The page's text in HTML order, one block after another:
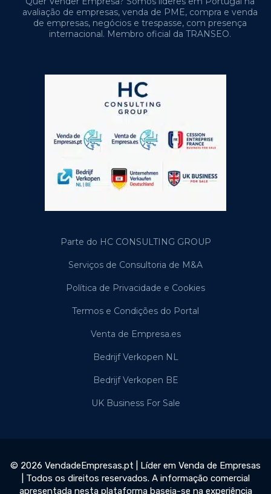
avaliação de empresas, venda de PME, compra e venda
de empresas, negócios e trespasse, com presença
internacional. Membro oficial da TRANSEO.
Parte do HC CONSULTING GROUP
Serviços de Consultoria de M&A
Política de Privacidade e Cookies
Termos e Condições do Portal
Venta de Empresa.es
Bedrijf Verkopen NL
Bedrijf Verkopen BE
UK Business For Sale
© 2026 VendadeEmpresas.pt | Líder em Venda de Empresas
| Todos os direitos reservados. A informação comercial
apresentada nesta plataforma baseia-se na experiência